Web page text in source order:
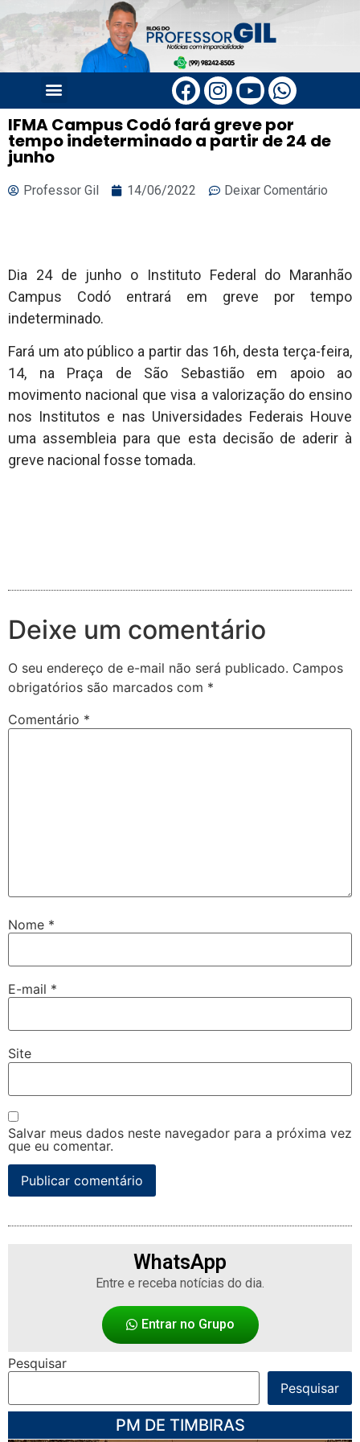
IFMA Campus Codó fará greve por
tempo indeterminado a partir de 24 de
junho
Professor Gil 14/06/2022 Deixar Comentário
Dia 24 de junho o Instituto Federal do Maranhão
Campus Codó entrará em greve por tempo
indeterminado.
Fará um ato público a partir das 16h, desta terça-feira,
14, na Praça de São Sebastião em apoio ao
movimento nacional que visa a valorização do ensino
nos Institutos e nas Universidades Federais Houve
uma assembleia para que esta decisão de aderir à
greve nacional fosse tomada.
Deixe um comentário
O seu endereço de e-mail não será publicado. Campos
obrigatórios são marcados com *
Comentário *
Nome *
E-mail *
Site
Salvar meus dados neste navegador para a próxima vez
que eu comentar.
WhatsApp
Entre e receba notícias do dia.
Entrar no Grupo
Pesquisar
Pesquisar
PM DE TIMBIRAS